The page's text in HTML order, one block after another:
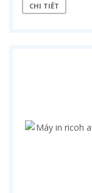
CHI TIẾT